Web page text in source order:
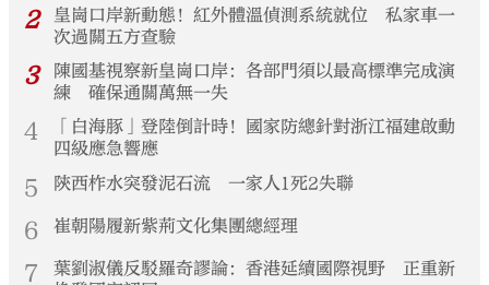
2
皇崗口岸新動態！紅外體溫偵測系統就位 私家車一
次過關五方查驗
3
陳國基視察新皇崗口岸：各部門須以最高標準完成演
練 確保通關萬無一失
4
「白海豚」登陸倒計時！國家防總針對浙江福建啟動
四級應急響應
5 陝西柞水突發泥石流 一家人1死2失聯
6 崔朝陽履新紫荊文化集團總經理
7
葉劉淑儀反駁羅奇謬論：香港延續國際視野 正重新